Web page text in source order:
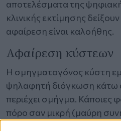
αποτελέσματα της
κλινικής εκτίμησης
αφαίρεση είναι καλοήθης.
Αφαίρεση κύστεων
Η σμηγματογόνος κύστη
ψηλαφητή διόγκωση κάτω
περιέχει σμήγμα. Κάποιες
πόρο σαν μικρή (μαύρη